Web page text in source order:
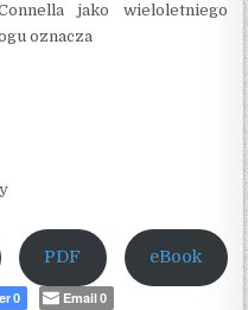
jako wieloletniego
oznacza
PDF eBook
0 Email 0